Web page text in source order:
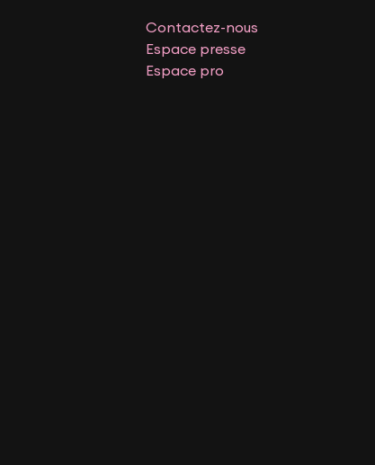
Contactez-nous
Espace presse
Espace pro